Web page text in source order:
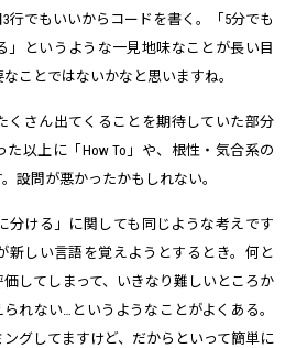
行でもいいからコードを書く。「5分でも
」というような一見地味なことが長い目
ことではないかなと思いますね。
くさん出てくることを期待していた部分
た以上に「How To」や、根性・気合系の
設問が悪かったかもしれない。
分ける」に関しても同じような考えです
新しい言語を覚えようとするとき。何と
してしまって、いきなり難しいところか
れない…というようなことがよくある。
グしてますけど、だからといって簡単に